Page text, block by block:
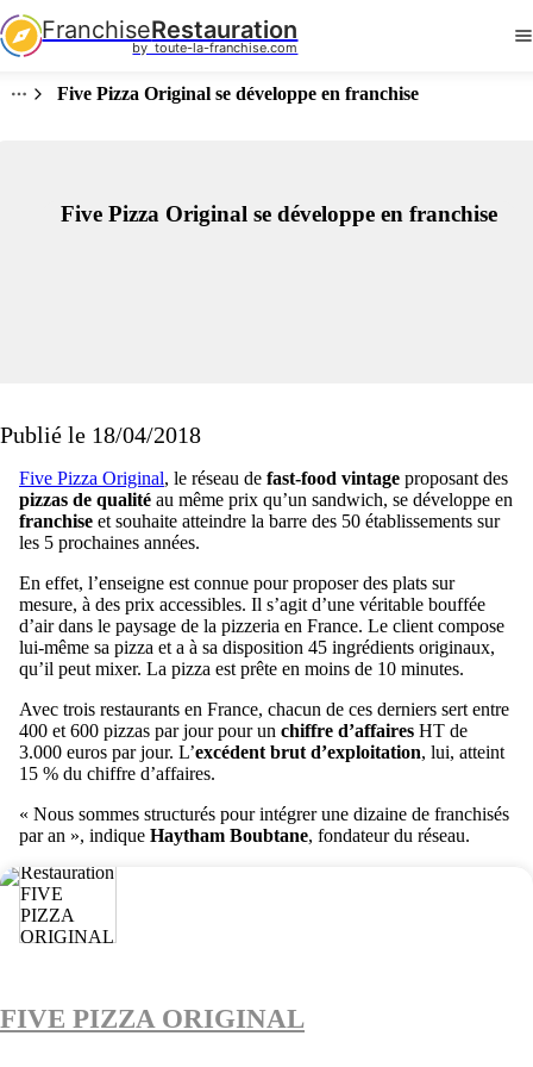
FranchiseRestauration
by  toute-la-franchise.com
Five Pizza Original se développe en franchise
Five Pizza Original se développe en franchise
Publié le 18/04/2018
Five Pizza Original, le réseau de fast-food vintage proposant des
pizzas de qualité au même prix qu’un sandwich, se développe en
franchise et souhaite atteindre la barre des 50 établissements sur
les 5 prochaines années.
En effet, l’enseigne est connue pour proposer des plats sur
mesure, à des prix accessibles. Il s’agit d’une véritable bouffée
d’air dans le paysage de la pizzeria en France. Le client compose
lui-même sa pizza et a à sa disposition 45 ingrédients originaux,
qu’il peut mixer. La pizza est prête en moins de 10 minutes.
Avec trois restaurants en France, chacun de ces derniers sert entre
400 et 600 pizzas par jour pour un chiffre d’affaires HT de
3.000 euros par jour. L’excédent brut d’exploitation, lui, atteint
15 % du chiffre d’affaires.
« Nous sommes structurés pour intégrer une dizaine de franchisés
par an », indique Haytham Boubtane, fondateur du réseau.
FIVE PIZZA ORIGINAL